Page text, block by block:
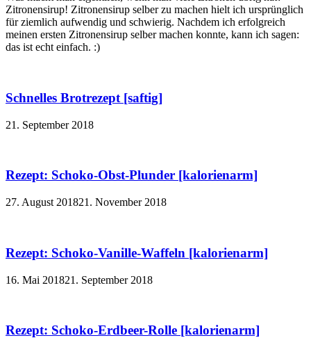
Zitronensirup! Zitronensirup selber zu machen hielt ich ursprünglich
für ziemlich aufwendig und schwierig. Nachdem ich erfolgreich
meinen ersten Zitronensirup selber machen konnte, kann ich sagen:
das ist echt einfach. :)
Schnelles Brotrezept [saftig]
21. September 2018
Rezept: Schoko-Obst-Plunder [kalorienarm]
27. August 201821. November 2018
Rezept: Schoko-Vanille-Waffeln [kalorienarm]
16. Mai 201821. September 2018
Rezept: Schoko-Erdbeer-Rolle [kalorienarm]